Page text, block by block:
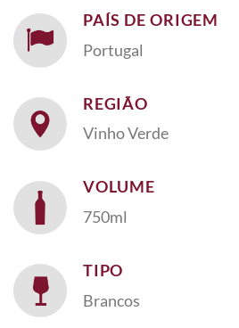
PAÍS DE ORIGEM
Portugal
REGIÃO
Vinho Verde
VOLUME
750ml
TIPO
Brancos